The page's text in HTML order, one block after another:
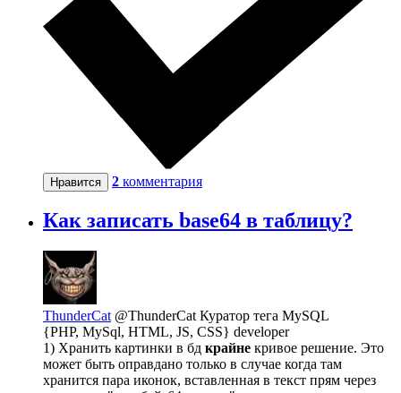
Нравится 2 комментария
Как записать base64 в таблицу?
ThunderCat @ThunderCat Куратор тега MySQL
{PHP, MySql, HTML, JS, CSS} developer
1) Хранить картинки в бд крайне кривое решение. Это
может быть оправдано только в случае когда там
хранится пара иконок, вставленная в текст прям через